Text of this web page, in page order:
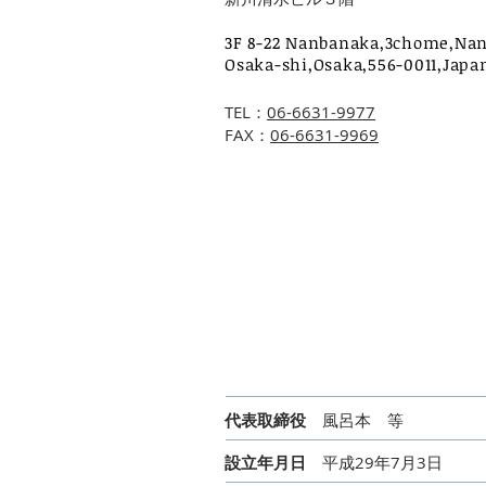
​3F 8-22
Osaka-shi,Osaka,556-
TEL： 06-6631-9977
​FAX： 06-6631-9969
代表取締役 風呂本 等
設立年月日 平成29年7月3日